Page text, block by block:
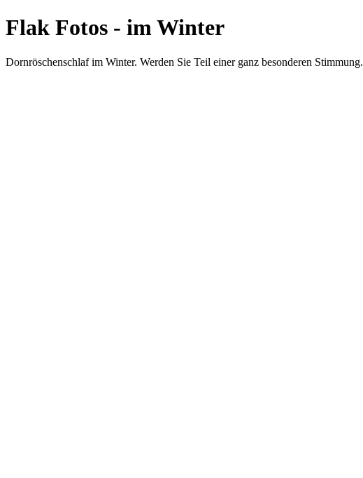
Flak Fotos - im Winter
Dornröschenschlaf im Winter. Werden Sie Teil einer ganz besonderen Stimmung.